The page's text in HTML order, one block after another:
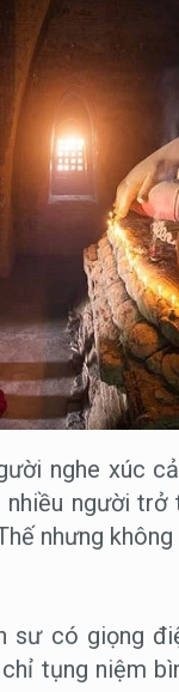
nghe xúc
người trở
nhưng
có giọng
tụng niệm